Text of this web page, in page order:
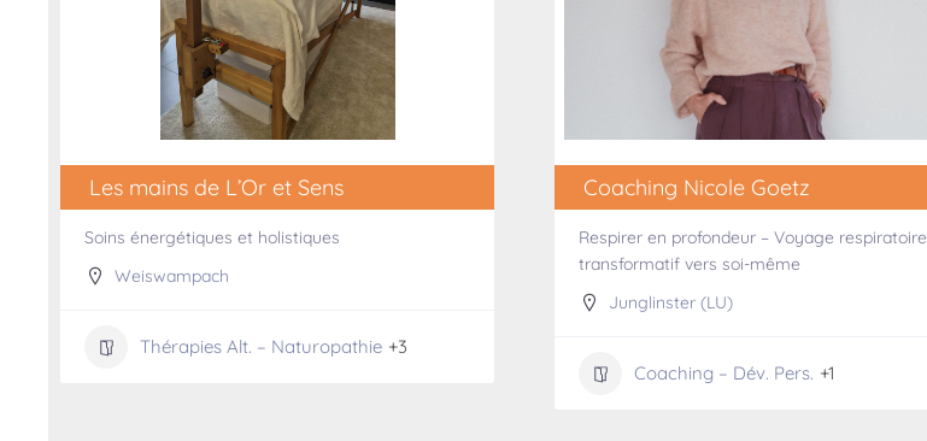
Les mains de L’Or et Sens
Soins énergétiques et holistiques
Weiswampach
Thérapies Alt. – Naturopathie +3
Coaching Nicole Goetz
Respirer en profondeur – Voyage respiratoire
transformatif vers soi-même
Junglinster (LU)
Coaching – Dév. Pers. +1